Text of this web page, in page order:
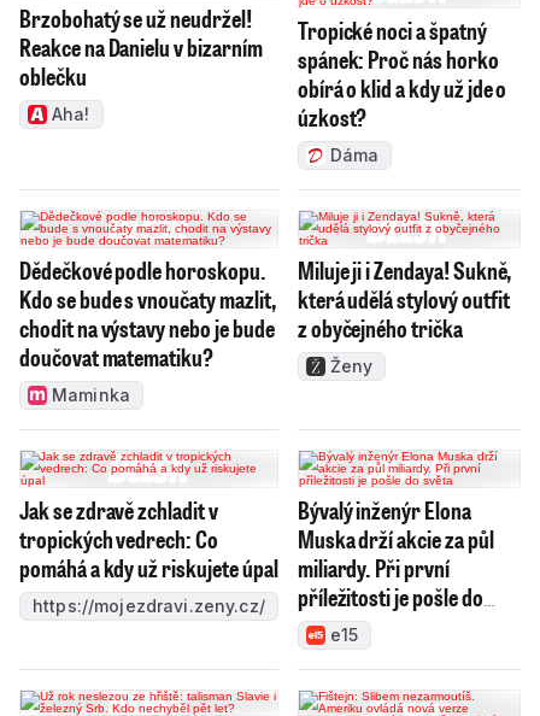
Brzobohatý se už neudržel!
Reakce na Danielu v bizarním
oblečku
Aha!
Tropické noci a špatný
spánek: Proč nás horko
obírá o klid a kdy už jde o
úzkost?
Dáma
Dědečkové podle horoskopu.
Kdo se bude s vnoučaty mazlit,
chodit na výstavy nebo je bude
doučovat matematiku?
Maminka
Miluje ji i Zendaya! Sukně,
která udělá stylový outfit
z obyčejného trička
Ženy
Jak se zdravě zchladit v
tropických vedrech: Co
pomáhá a kdy už riskujete úpal
https://mojezdravi.zeny.cz/
Bývalý inženýr Elona
Muska drží akcie za půl
miliardy. Při první
příležitosti je pošle do
světae15